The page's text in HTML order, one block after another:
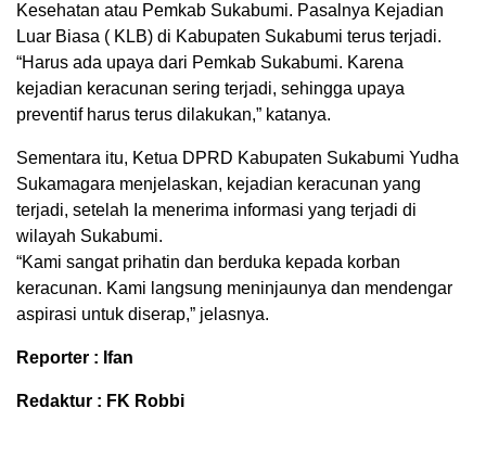
Kesehatan atau Pemkab Sukabumi. Pasalnya Kejadian
Luar Biasa ( KLB) di Kabupaten Sukabumi terus terjadi.
“Harus ada upaya dari Pemkab Sukabumi. Karena
kejadian keracunan sering terjadi, sehingga upaya
preventif harus terus dilakukan,” katanya.
Sementara itu, Ketua DPRD Kabupaten Sukabumi Yudha
Sukamagara menjelaskan, kejadian keracunan yang
terjadi, setelah Ia menerima informasi yang terjadi di
wilayah Sukabumi.
“Kami sangat prihatin dan berduka kepada korban
keracunan. Kami langsung meninjaunya dan mendengar
aspirasi untuk diserap,” jelasnya.
Reporter : Ifan
Redaktur : FK Robbi